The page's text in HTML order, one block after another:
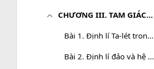
CHƯƠNG III. TAM GIÁC ĐỒNG DẠNG
Bài 1. Định lí Ta-lét trong tam giác
Bài 2. Định lí đảo và hệ quả của định lí Ta-lét